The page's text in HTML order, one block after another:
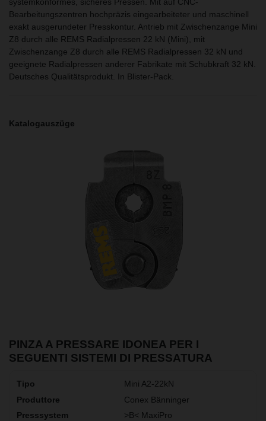
Bearbeitungszentren hochpräzis eingearbeiteter und maschinell
exakt ausgerundeter Presskontur. Antrieb mit Zwischenzange Mini
Z8 durch alle REMS Radialpressen 22 kN (Mini), mit
Zwischenzange Z8 durch alle REMS Radialpressen 32 kN und
geeignete Radialpressen anderer Fabrikate mit Schubkraft 32 kN.
Deutsches Qualitätsprodukt. In Blister-Pack.
Katalogauszüge
PINZA A PRESSARE IDONEA PER I
SEGUENTI SISTEMI DI PRESSATURA
Mini A2-22kN
Conex Bänninger
>B< MaxiPro